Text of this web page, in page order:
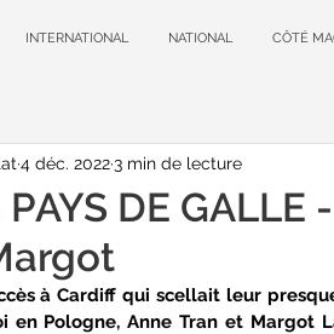
INTERNATIONAL NATIONAL CÔTÉ
PAYS DE
4 déc. 20223 min de lecture
à Cardiff qui scellait leur
en Pologne, Anne Tran et Margot